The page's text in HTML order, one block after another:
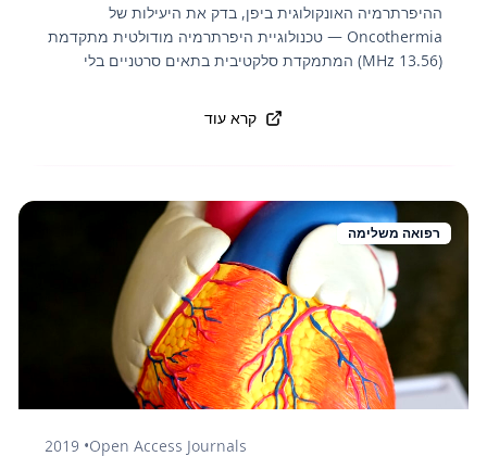
ההיפרתרמיה האונקולוגית ביפן, בדק את היעילות של
Oncothermia — טכנולוגיית היפרתרמיה מודולטית מתקדמת
(13.56 MHz) המתמקדת סלקטיבית בתאים סרטניים בלי
סרטן לבלב, לבד, שד, ריאה ומעי הגס בשלבים מתקדמים.
התוצאות: 70% מהמטופלים הראו תגובה חלקית או יציבת
הוליסטית שהפכה לסימן היכר של הרפואה האינטגרטיבית ביפן.
קרא עוד
רפואה משלימה
Open Access Journals
•
2019